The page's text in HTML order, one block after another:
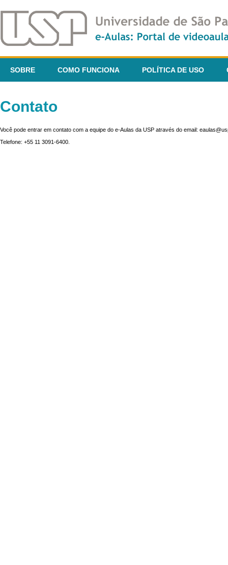
SOBRE COMO FUNCIONA POLÍTICA DE USO
Contato
Você pode entrar em contato com a equipe do e-Aulas da USP através do email:
Telefone: +55 11 3091-6400.